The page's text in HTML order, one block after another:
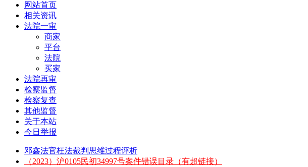
网站首页
相关资讯
法院一审
商家
平台
法院
买家
法院再审
检察监督
检察复查
其他监督
关于本站
今日举报
邓鑫法官枉法裁判思维过程评析
（2023）沪0105民初34997号案件错误目录（有超链接）